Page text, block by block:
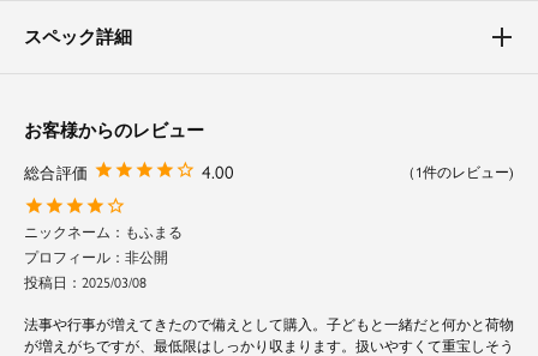
こんなシーンにおすすめ
結婚式、二次会（2次会）、披露宴、フォーマル、お呼ばれ、謝恩会、パー
ティー、食事会、成人式、同窓会、女子会、デート、演奏会、発表会
スペック詳細
お客様からのレビュー
4.00
1
もふまる
非公開
投稿日
2025/03/08
法事や行事が増えてきたので備えとして購入。子どもと一緒だと何かと荷物
が増えがちですが、最低限はしっかり収まります。扱いやすくて重宝しそう